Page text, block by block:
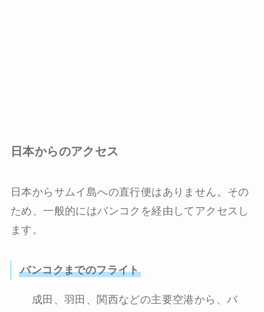
日本からのアクセス
日本からサムイ島への直行便はありません。その
ため、一般的にはバンコクを経由してアクセスし
ます。
バンコクまでのフライト
成田、羽田、関西などの主要空港から、バ